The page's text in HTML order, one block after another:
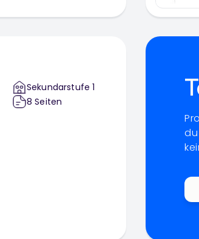
Sekundarstufe 1
8 Seiten